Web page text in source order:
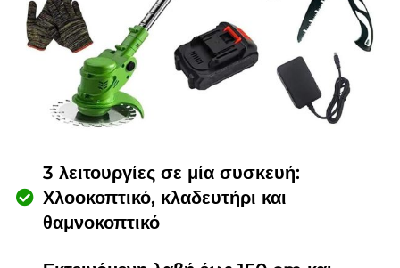
3 λειτουργίες σε μία συσκευή:
Χλοοκοπτικό, κλαδευτήρι και
θαμνοκοπτικό